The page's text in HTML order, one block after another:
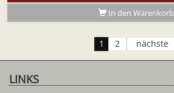
In den Warenkorb
1 2 nächste
LINKS